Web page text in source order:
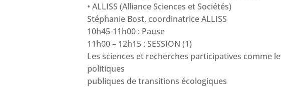
• ALLISS (Alliance Sciences et Sociétés)
Stéphanie Bost, coordinatrice ALLISS
10h45-11h00 : Pause
11h00 – 12h15 : SESSION (1)
Les sciences et recherches participatives comme
politiques
publiques de transitions écologiques